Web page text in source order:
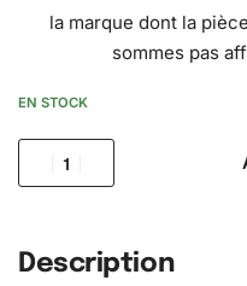
la marque dont la
sommes pas
EN STOCK
Description